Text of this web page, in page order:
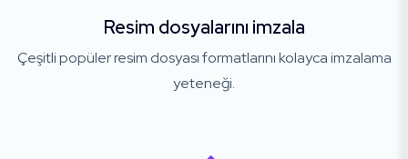
Resim dosyalarını imzala
Çeşitli popüler resim dosyası formatlarını kolayca imzalama
yeteneği.